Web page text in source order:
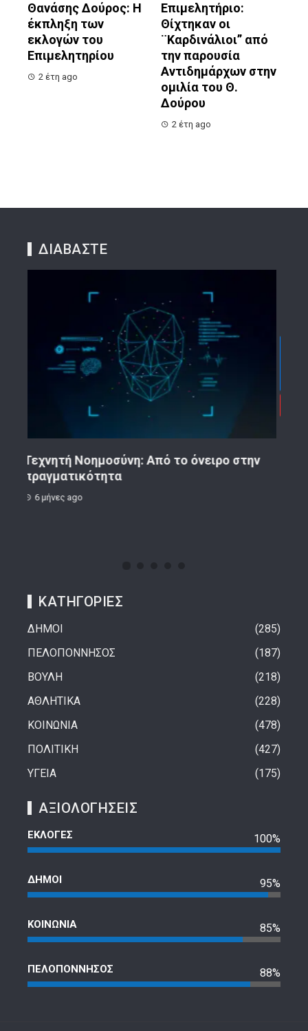
Θανάσης Δούρος: Η
έκπληξη των
εκλογών του
Επιμελητηρίου
2 έτη ago
Επιμελητήριο:
Θίχτηκαν οι
¨Καρδινάλιοι” από
την παρουσία
Αντιδημάρχων στην
ομιλία του Θ.
Δούρου
2 έτη ago
ΔΙΑΒΑΣΤΕ
Κορινθιακό Επιχειρείν – Ανακοίνωση
8 μήνες ago
ΚΑΤΗΓΟΡΙΕΣ
ΔΗΜΟΙ
285
ΠΕΛΟΠΟΝΝΗΣΟΣ
187
ΒΟΥΛΗ
218
ΑΘΛΗΤΙΚΑ
228
ΚΟΙΝΩΝΙΑ
478
ΠΟΛΙΤΙΚΗ
427
ΥΓΕΙΑ
175
ΑΞΙΟΛΟΓΗΣΕΙΣ
ΕΚΛΟΓΕΣ 100%
ΔΗΜΟΙ 95%
ΚΟΙΝΩΝΙΑ 85%
ΠΕΛΟΠΟΝΝΗΣΟΣ 88%